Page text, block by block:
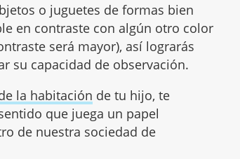
o juguetes de formas bien
en contraste con algún otro color
será mayor), así lograrás
su capacidad de observación.
la habitación de tu hijo, te
que juega un papel
de nuestra sociedad de